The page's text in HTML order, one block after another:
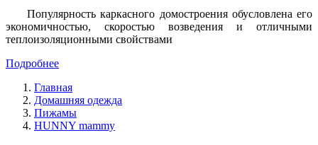
Популярность каркасного домостроения обусловлена его
экономичностью, скоростью возведения и отличными
теплоизоляционными свойствами
Подробнее
Главная
Домашняя одежда
Пижамы
HUNNY mammy